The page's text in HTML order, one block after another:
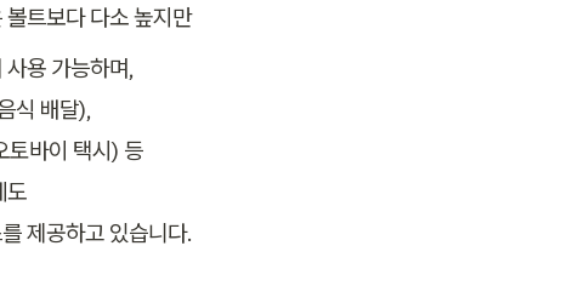
트보다 다소 높지만
용 가능하며,
배달),
바이 택시) 등
도
제공하고 있습니다.